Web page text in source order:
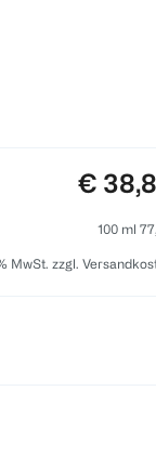
Preis:
€
100 ml
MwSt. zzgl.